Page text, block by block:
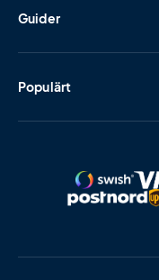
Guider
Populärt